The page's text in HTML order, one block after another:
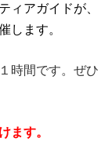
ィアガイドが、
します。
時間です。ぜひ
ます。